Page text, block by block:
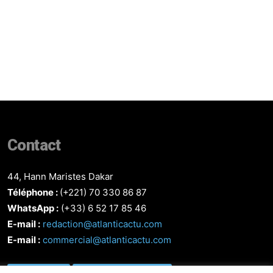
Contact
44, Hann Maristes Dakar
Téléphone : (+221) 70 330 86 87‬
WhatsApp : (+33) 6 52 17 85 46
E-mail : redaction@atlanticactu.com
E-mail : commercial@atlanticactu.com